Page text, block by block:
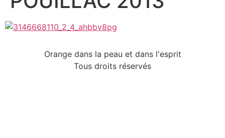
Orange dans la peau et dans l'esprit
Tous droits réservés